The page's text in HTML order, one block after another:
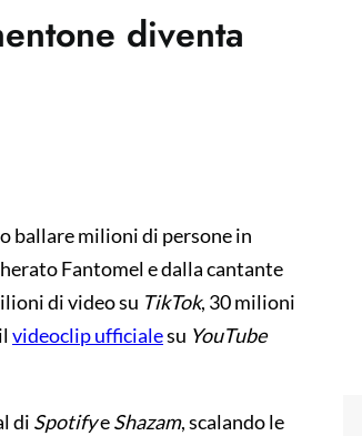
diventa
ballare milioni di persone in
Fantomel e dalla cantante
di video su TikTok, 30 milioni
videoclip ufficialesu YouTube
di SpotifyeShazam, scalando le